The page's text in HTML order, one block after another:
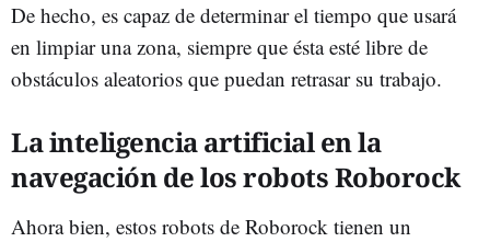
De hecho, es capaz de determinar el tiempo que usará
en limpiar una zona, siempre que ésta esté libre de
obstáculos aleatorios que puedan retrasar su trabajo.
La inteligencia artificial en la
navegación de los robots Roborock
Ahora bien, estos robots de Roborock tienen un